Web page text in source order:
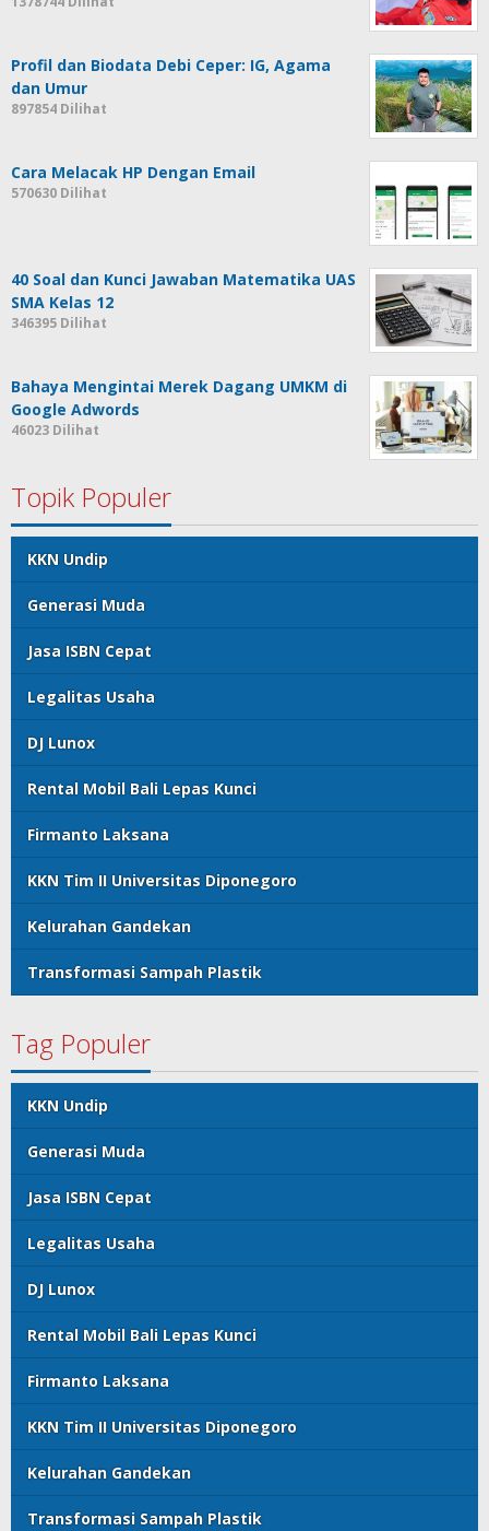
Profil dan Biodata Debi Ceper: IG, Agama
dan Umur
897854 Dilihat
Cara Melacak HP Dengan Email
570630 Dilihat
40 Soal dan Kunci Jawaban Matematika UAS
SMA Kelas 12
346395 Dilihat
Bahaya Mengintai Merek Dagang UMKM di
Google Adwords
46023 Dilihat
Topik Populer
KKN Undip
Generasi Muda
Jasa ISBN Cepat
Legalitas Usaha
DJ Lunox
Rental Mobil Bali Lepas Kunci
Firmanto Laksana
KKN Tim II Universitas Diponegoro
Kelurahan Gandekan
Transformasi Sampah Plastik
Tag Populer
KKN Undip
Generasi Muda
Jasa ISBN Cepat
Legalitas Usaha
DJ Lunox
Rental Mobil Bali Lepas Kunci
Firmanto Laksana
KKN Tim II Universitas Diponegoro
Kelurahan Gandekan
Transformasi Sampah Plastik